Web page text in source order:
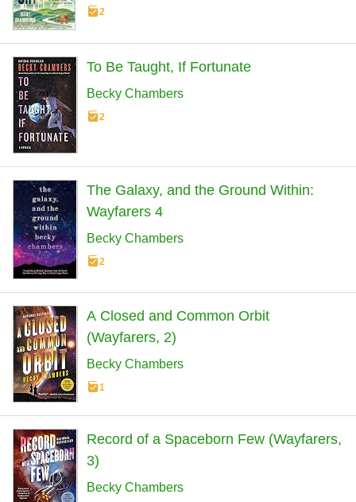
2
To Be Taught, If Fortunate
Becky Chambers
2
The Galaxy, and the Ground Within:
Wayfarers 4
Becky Chambers
2
A Closed and Common Orbit
(Wayfarers, 2)
Becky Chambers
1
Record of a Spaceborn Few (Wayfarers,
3)
Becky Chambers